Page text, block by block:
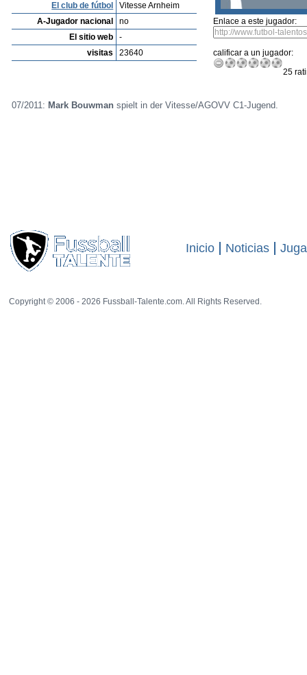
El club de fútbol
Vitesse Arnheim
A-Jugador nacional
no
El sitio web
-
visitas
23640
Enlace a este jugador:
calificar a un jugador:
25
07/2011: Mark Bouwmanspielt in der Vitesse/AGOVV C1-Jugend.
Inicio Noticias
Copyright © 2006 - 2026 Fussball-Talente.com. All Rights Reserved.